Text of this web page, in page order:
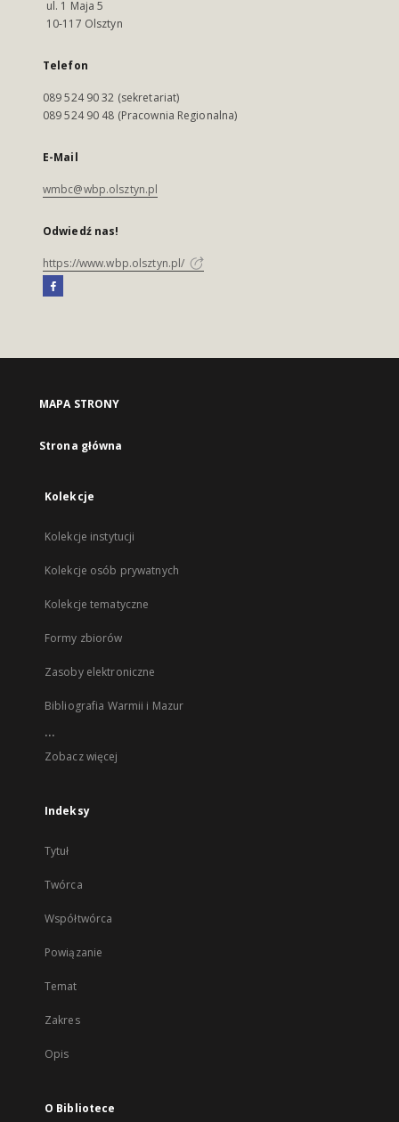
ul. 1 Maja 5
10-117 Olsztyn
Telefon
089 524 90 32 (sekretariat)
089 524 90 48 (Pracownia Regionalna)
E-Mail
wmbc@wbp.olsztyn.pl
Odwiedź nas!
https://www.wbp.olsztyn.pl/
MAPA STRONY
Strona główna
Kolekcje
Kolekcje instytucji
Kolekcje osób prywatnych
Kolekcje tematyczne
Formy zbiorów
Zasoby elektroniczne
Bibliografia Warmii i Mazur
...
Zobacz więcej
Indeksy
Tytuł
Twórca
Współtwórca
Powiązanie
Temat
Zakres
Opis
O Bibliotece